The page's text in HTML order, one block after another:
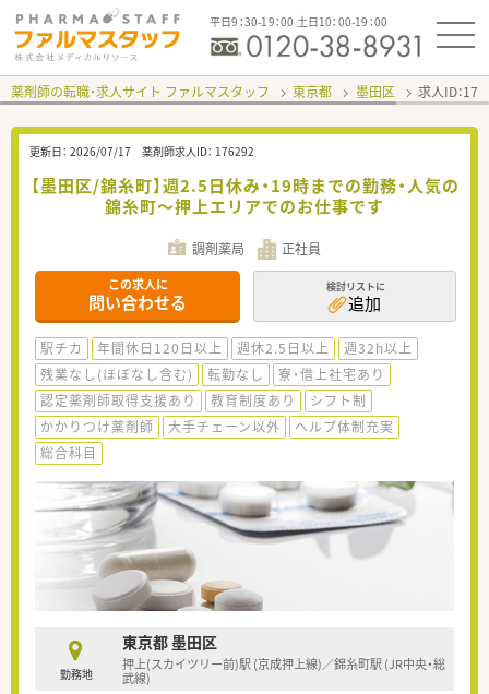
平日9：30-19：00 土日10：00-19：00
薬剤師の転職・求人サイト ファルマスタッフ 東京都 墨田区 求人ID：
更新日： 2026/07/17 薬剤師求人ID： 176292
【墨田区/錦糸町】週2.5日休み・19時までの勤務・人気の
錦糸町～押上エリアでのお仕事です
調剤薬局 正社員
この求人に
問い合わせる
検討リストに
追加
駅チカ 年間休日120日以上 週休2.5日以上
週32h以上
残業なし(ほぼなし含む)
転勤なし
寮・借上社宅あり
認定薬剤師取得支援あり
教育制度あり
シフト制
かかりつけ薬剤師
大手チェーン以外
ヘルプ体制充実
総合科目
勤務地
東京都 墨田区
押上(スカイツリー前)駅 (京成押上線)／錦糸町駅 (JR中央・総
武線)